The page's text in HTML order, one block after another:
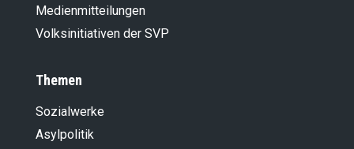
Medienmitteilungen
Volksinitiativen der SVP
Themen
Sozialwerke
Asylpolitik